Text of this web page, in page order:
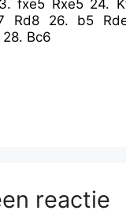
fxe5 Rxe5 24.
Rd8 26. b5
28. Bc6
reactie